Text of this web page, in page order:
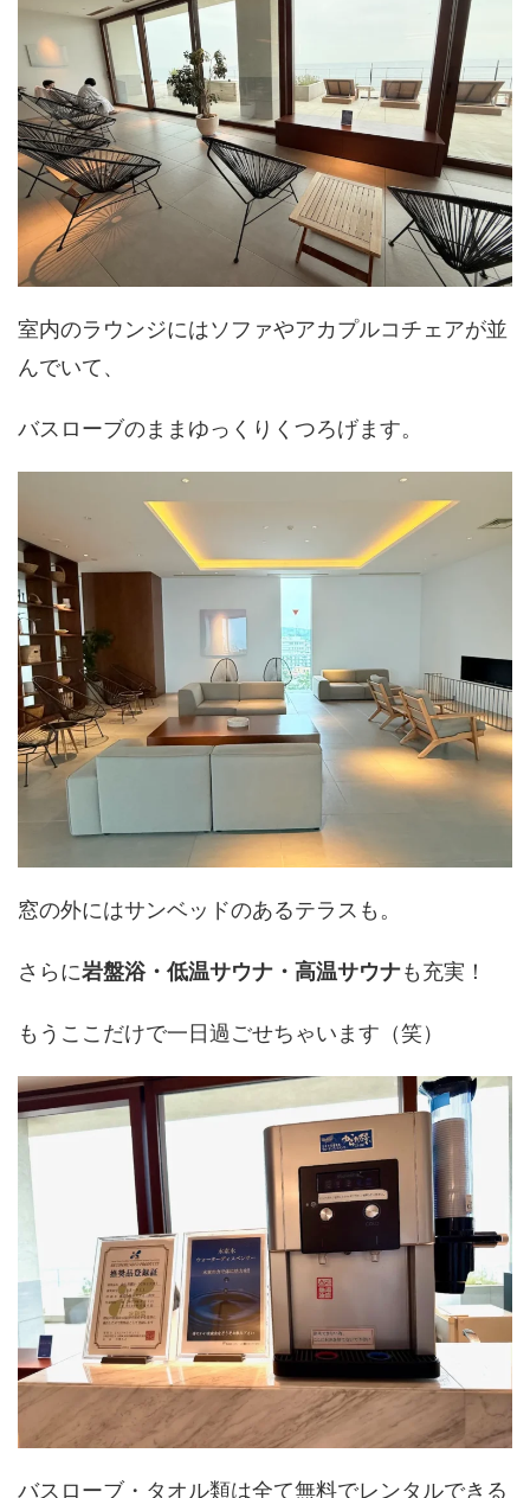
室内のラウンジにはソファやアカプルコチェアが並
んでいて、
バスローブのままゆっくりくつろげます。
窓の外にはサンベッドのあるテラスも。
さらに岩盤浴・低温サウナ・高温サウナも充実！
もうここだけで一日過ごせちゃいます（笑）
バスローブ・タオル類は全て無料でレンタルできる